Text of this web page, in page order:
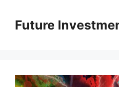
вмістуFuture